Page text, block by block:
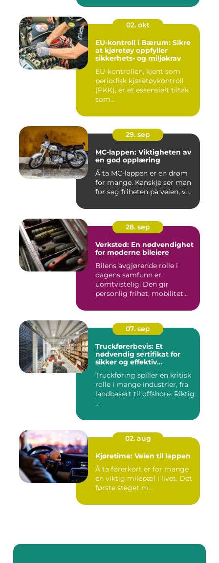
02. okt
EU-kontroll i Bærum: Sikre
at kjøretøy oppfyller
sikkerhets- og miljøkrav
EU-kontrollen, kjent som
periodisk kjøretøykontroll
(PKK), er et essensielt tiltak
som...
29. sep
MC-lappen: Viktigheten av
en god opplæring
Å ta MC-lappen er en drøm
for mange. Kanskje ser man
for seg friheten på veien, v...
28. sep
Verksted: En nødvendighet
for moderne bileiere
Bilens avgjørende rolle i
dagens samfunn er
uomtvistelig. Den gir
personlig frihet, mobilitet...
07. sep
Truckførerbevis: Et
nødvendig sertifikat for
sikker og effektiv
Truckføring spiller en kritisk
rolle i mange industrier, fra
landbasert til offshore. Riktig
...
02. aug
Kjøretime: Veien til lappen
Å ta førerkort er for mange
en viktig milepæl i livet. Det
første steget m...